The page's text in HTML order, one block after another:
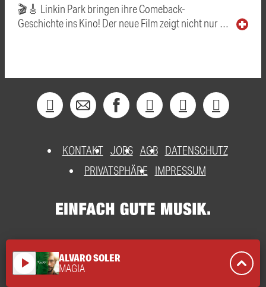
🎬🎸 Linkin Park bringen ihre Comeback-
Geschichte ins Kino! Der neue Film zeigt nicht nur …
KONTAKT JOBS AGB DATENSCHUTZ
PRIVATSPHÄRE
IMPRESSUM
play_arrow ALVARO SOLER
MAGIA